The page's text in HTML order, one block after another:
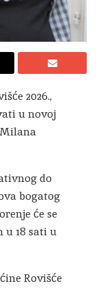
2026.,
u novoj
do
bogatog
će se
u 18 sati u
Rovišće